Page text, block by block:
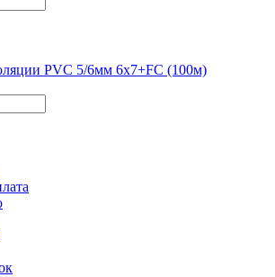
PVC 5/6мм 6х7+FC (100м)